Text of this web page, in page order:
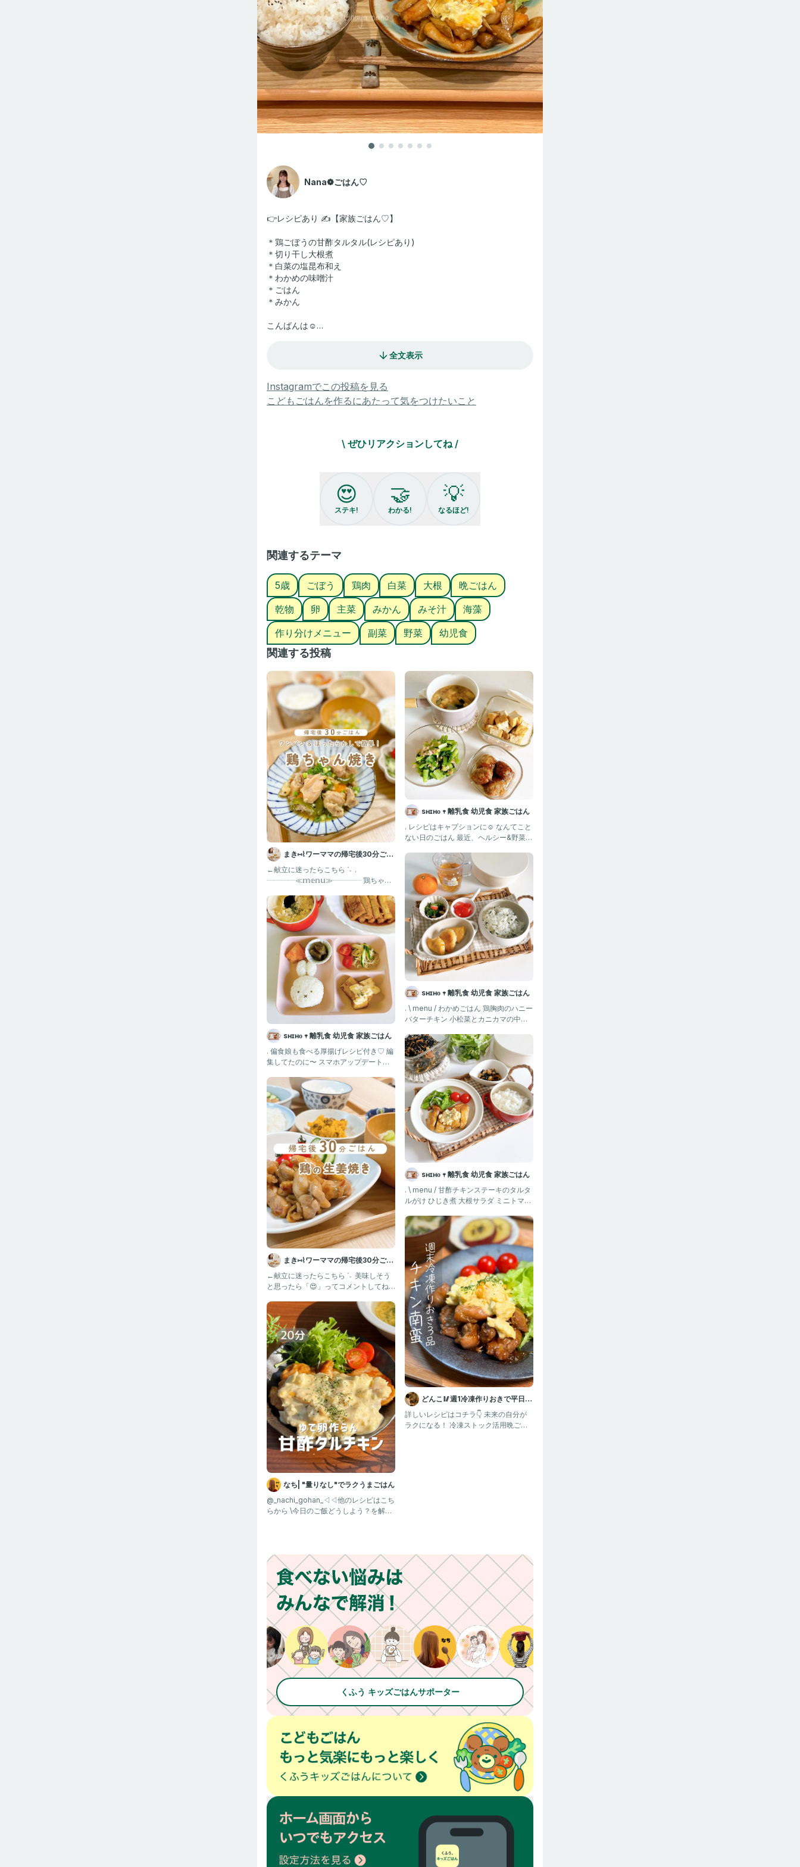
Nana❁ごはん♡
👉レシピあり ✍️【家族ごはん♡】
＊鶏ごぼうの甘酢タルタル(レシピあり)
＊切り干し大根煮
＊白菜の塩昆布和え
＊わかめの味噌汁
＊ごはん
＊みかん
こんばんは☺️
鶏肉と焼いて甘酢ダレで絡めた、タルタルチキンを作りました🍳
鶏むね肉はカットして砂糖、塩、酒で揉み込んだ状態で冷凍しておくこ
とが多いです♪
鶏モモで作る時は塩胡椒のみで大丈夫です👌
▼娘の離乳食〜幼児食記録はこちら
＊＊＊＊＊＊＊
今日は寒かったですね〜💦
娘とお出かけしていたらこんなに寒いのに、娘はアイスが食べたい🥺✨
と…(笑)
えー🙄と思いましたがお年玉を握りしめてキラキラなおめめで見つめら
れたら…どうぞ😇と言うしかなかった！😂
寒い中、ぶるぶる震えながらガリガリくんを食べていた娘でした❤️‍🔥
＊::::::::＊::::::::＊::::::::＊::::::::＊::::::::＊::::::::＊::::::::＊
#おうちごはん #料理記録 #家族ごはん #献立日記 #親子ごはんの悩み
サポート
全文表示
Instagramでこの投稿を見る
こどもごはんを作るにあたって気をつけたいこと
\ ぜひリアクションしてね /
😍
ステキ!
🤝
わかる!
💡
なるほど!
関連するテーマ
5歳 ごぼう 鶏肉 白菜 大根
晩ごはん
乾物
卵 主菜 みかん みそ汁
海藻
作り分けメニュー
副菜 野菜 幼児食
関連する投稿
まき⑅⌇ワーママの帰宅後30分ごは
ん
←献立に迷ったらこちら ˊ˗ .
┈┈┈┈≪𝕞𝕖𝕟𝕦≫┈┈┈┈ 鶏ちゃん
sʜɪʜᴏ 𖥧 離乳食 幼児食 家族ごはん
. 偏食娘も食べる厚揚げレシピ付き♡ 編
集してたのに〜 スマホアップデートし
まき⑅⌇ワーママの帰宅後30分ごは
ん
←献立に迷ったらこちら ˊ˗ 美味しそう
と思ったら「😍」ってコメントしてね
なち| "量りなし"でラクうまごはん
@_nachi_gohan_◁◁他のレシピはこち
らから \今日のご飯どうしよう？を解決
sʜɪʜᴏ 𖥧 離乳食 幼児食 家族ごはん
. レシピはキャプションに☺️ なんてこと
ない日のごはん 最近、ヘルシー&野菜を
sʜɪʜᴏ 𖥧 離乳食 幼児食 家族ごはん
. \ menu / わかめごはん 鶏胸肉のハニー
バターチキン 小松菜とカニカマの中華
sʜɪʜᴏ 𖥧 離乳食 幼児食 家族ごはん
. \ menu / 甘酢チキンステーキのタルタ
ルがけ ひじき煮 大根サラダ ミニトマト
どんこ🥢週1冷凍作りおきで平日ら
くらく
詳しいレシピはコチラ👇 未来の自分が
ラクになる！ 冷凍ストック活用晩ごは
くふう キッズごはんサポーター